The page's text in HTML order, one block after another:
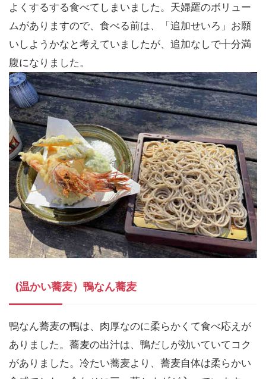
よくするする食べてしまいました。天婦羅のボリュー
ムがありますので、食べる前は、「追加せいろ」お願
いしようかなと考えていましたが、追加なしで十分満
腹になりました。
(温かい蕎麦）鴨なん蕎麦
鴨なん蕎麦の鴨は、肉厚なのに柔らかくて食べ応えが
ありました。蕎麦の出汁は、鴨だしが効いていてコク
がありました。冷たい蕎麦より、蕎麦自体は柔らかい